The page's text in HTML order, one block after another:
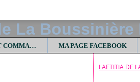
CONTACT ET COMMANDES MA PAGE FACEBOOK
LAETITIA DE